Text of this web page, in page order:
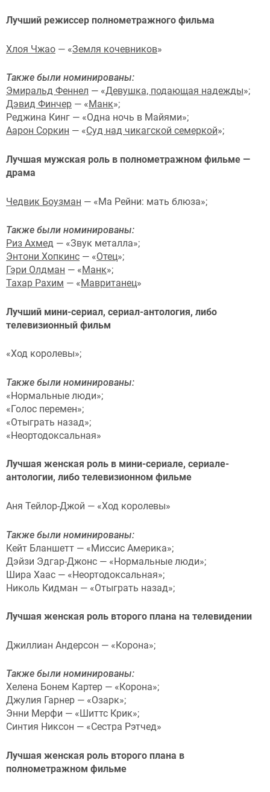
Лучший режиссер полнометражного фильма
Хлоя Чжао — «Земля кочевников»
Также были номинированы:
Эмиральд Феннел — «Девушка, подающая надежды»;
Дэвид Финчер — «Манк»;
Реджина Кинг — «Одна ночь в Майями»;
Аарон Соркин — «Суд над чикагской семеркой»;
Лучшая мужская роль в полнометражном фильме —
драма
Чедвик Боузман — «Ма Рейни: мать блюза»;
Также были номинированы:
Риз Ахмед — «Звук металла»;
Энтони Хопкинс — «Отец»;
Гэри Олдман — «Манк»;
Тахар Рахим — «Мавританец»
Лучший мини-сериал, сериал-антология, либо
телевизионный фильм
«Ход королевы»;
Также были номинированы:
«Нормальные люди»;
«Голос перемен»;
«Отыграть назад»;
«Неортодоксальная»
Лучшая женская роль в мини-сериале, сериале-
антологии, либо телевизионном фильме
Аня Тейлор-Джой — «Ход королевы»
Также были номинированы:
Кейт Бланшетт — «Миссис Америка»;
Дэйзи Эдгар-Джонс — «Нормальные люди»;
Шира Хаас — «Неортодоксальная»;
Николь Кидман — «Отыграть назад»;
Лучшая женская роль второго плана на телевидении
Джиллиан Андерсон — «Корона»;
Также были номинированы:
Хелена Бонем Картер — «Корона»;
Джулия Гарнер — «Озарк»;
Энни Мерфи — «Шиттс Крик»;
Синтия Никсон — «Сестра Рэтчед»
Лучшая женская роль второго плана в
полнометражном фильме